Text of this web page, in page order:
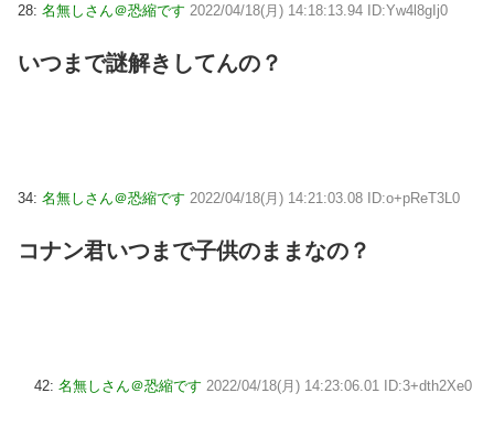
28: 名無しさん＠恐縮です 2022/04/18(月) 14:18:13.94 ID:Yw4l8gIj0
いつまで謎解きしてんの？
34: 名無しさん＠恐縮です 2022/04/18(月) 14:21:03.08 ID:o+pReT3L0
コナン君いつまで子供のままなの？
42: 名無しさん＠恐縮です 2022/04/18(月) 14:23:06.01 ID:3+dth2Xe0